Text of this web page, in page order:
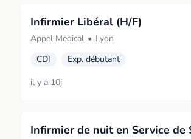
Infirmier Libéral (H/F)
Appel Medical • Lyon
CDI
Exp. débutant
il y a 10j
Infirmier de nuit en Service de